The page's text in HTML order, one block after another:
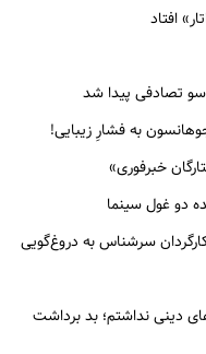
تصادفی پیدا شد
به فشارِ زیبایی!
خبرفوری»
دو غول سینما
سرشناس به دروغ‌گویی
دینی نداشتم؛ بد برداشت